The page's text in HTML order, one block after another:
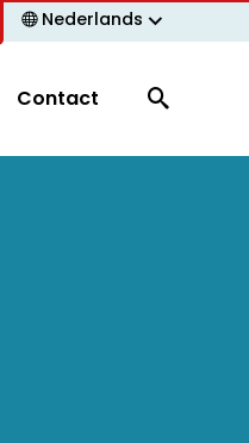
Nederlands
Contact